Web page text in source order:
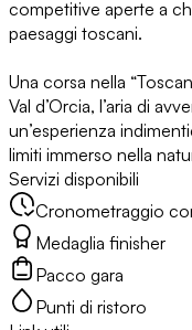
competitive aperte a
paesaggi toscani.
Una corsa nella
Val d’Orcia, l’aria di
un’esperienza
limiti immerso nella
Servizi disponibili
Cronometraggio
Medaglia finisher
Pacco gara
Punti di ristoro